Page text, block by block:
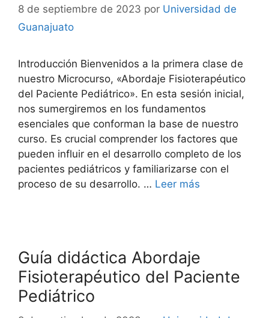
8 de septiembre de 2023 por Universidad de
Guanajuato
Introducción Bienvenidos a la primera clase de
nuestro Microcurso, «Abordaje Fisioterapéutico
del Paciente Pediátrico». En esta sesión inicial,
nos sumergiremos en los fundamentos
esenciales que conforman la base de nuestro
curso. Es crucial comprender los factores que
pueden influir en el desarrollo completo de los
pacientes pediátricos y familiarizarse con el
proceso de su desarrollo. … Leer más
Guía didáctica Abordaje
Fisioterapéutico del Paciente
Pediátrico